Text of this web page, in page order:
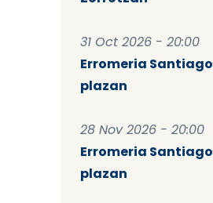
31 Oct 2026 - 20:00
Erromeria Santiago
plazan
28 Nov 2026 - 20:00
Erromeria Santiago
plazan